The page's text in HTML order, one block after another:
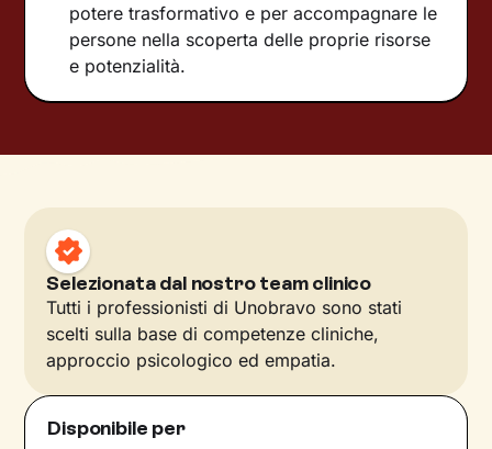
potere trasformativo e per accompagnare le
persone nella scoperta delle proprie risorse
e potenzialità.
Selezionata dal nostro team clinico
Tutti i professionisti di Unobravo sono stati
scelti sulla base di competenze cliniche,
approccio psicologico ed empatia.
Disponibile per